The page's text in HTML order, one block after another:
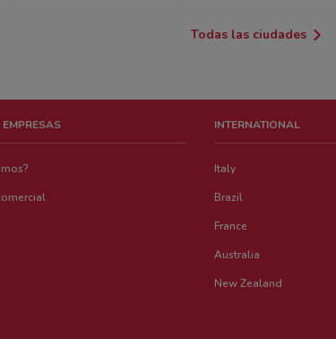
Todas las ciudades
INTERNATIONAL
Italy
Brazil
France
Australia
New Zealand